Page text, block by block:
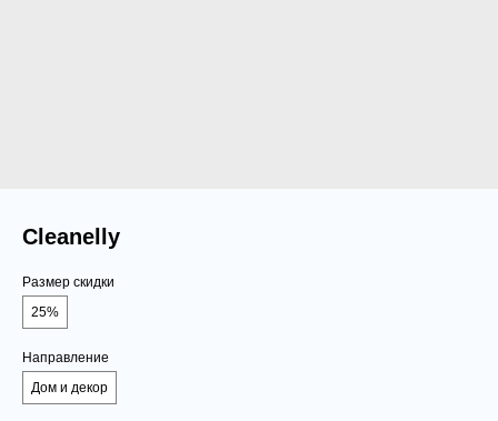
Cleanelly
Размер скидки
25%
Направление
Дом и декор